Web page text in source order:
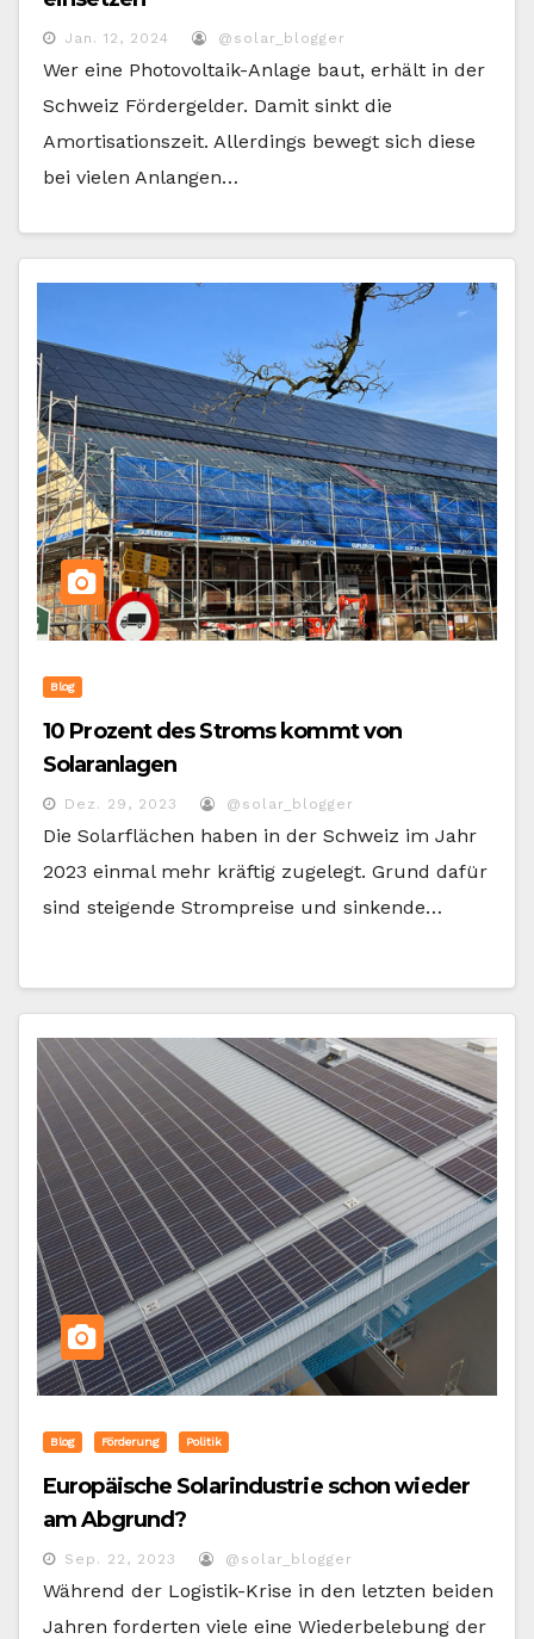
Jan. 12, 2024 @solar_blogger
Wer eine Photovoltaik-Anlage baut, erhält in der
Schweiz Fördergelder. Damit sinkt die
Amortisationszeit. Allerdings bewegt sich diese
bei vielen Anlangen…
Blog
10 Prozent des Stroms kommt von
Solaranlagen
Dez. 29, 2023 @solar_blogger
Die Solarflächen haben in der Schweiz im Jahr
2023 einmal mehr kräftig zugelegt. Grund dafür
sind steigende Strompreise und sinkende…
Blog Förderung Politik
Europäische Solarindustrie schon wieder
am Abgrund?
Sep. 22, 2023 @solar_blogger
Während der Logistik-Krise in den letzten beiden
Jahren forderten viele eine Wiederbelebung der